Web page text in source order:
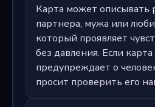
Карта может описывать
партнера, мужа или
который проявляет
без давления. Если
предупреждает о
просит проверить его